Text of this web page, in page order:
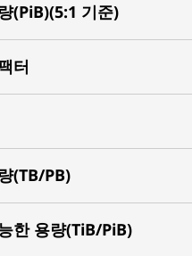
(PiB)(5:1 기준)
터
(TB/PB)
한 용량(TiB/PiB)